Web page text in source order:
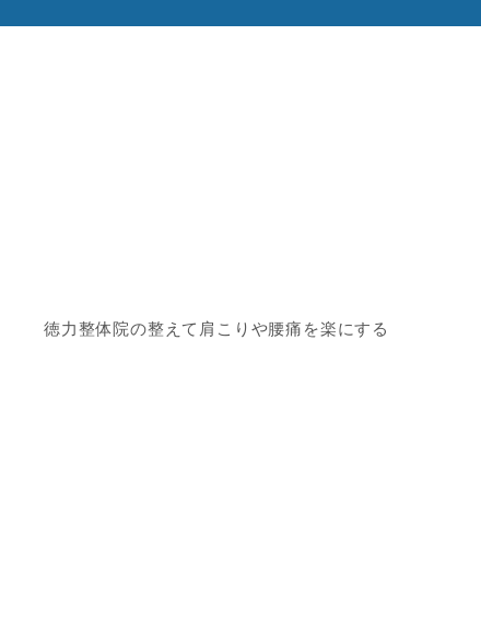
徳力整体院の整えて肩こりや腰痛を楽にする